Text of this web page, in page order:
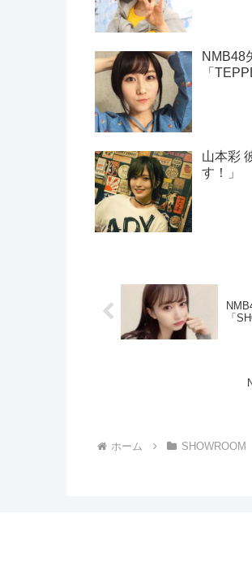
NMB48
「
山本彩
す！」
「
ホーム SHOWROOM